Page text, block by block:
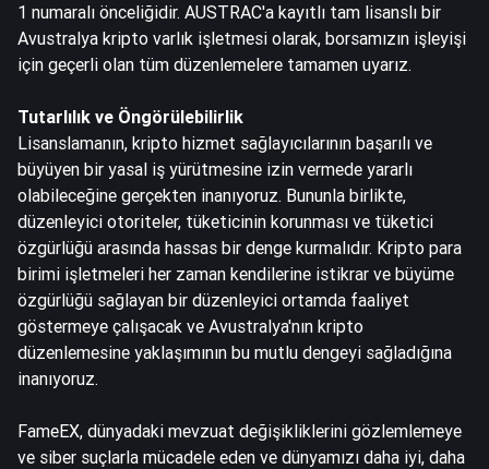
1 numaralı önceliğidir. AUSTRAC'a kayıtlı tam lisanslı bir
Avustralya kripto varlık işletmesi olarak, borsamızın işleyişi
için geçerli olan tüm düzenlemelere tamamen uyarız.
Tutarlılık ve Öngörülebilirlik
Lisanslamanın, kripto hizmet sağlayıcılarının başarılı ve
büyüyen bir yasal iş yürütmesine izin vermede yararlı
olabileceğine gerçekten inanıyoruz. Bununla birlikte,
düzenleyici otoriteler, tüketicinin korunması ve tüketici
özgürlüğü arasında hassas bir denge kurmalıdır. Kripto para
birimi işletmeleri her zaman kendilerine istikrar ve büyüme
özgürlüğü sağlayan bir düzenleyici ortamda faaliyet
göstermeye çalışacak ve Avustralya'nın kripto
düzenlemesine yaklaşımının bu mutlu dengeyi sağladığına
inanıyoruz.
FameEX, dünyadaki mevzuat değişikliklerini gözlemlemeye
ve siber suçlarla mücadele eden ve dünyamızı daha iyi, daha